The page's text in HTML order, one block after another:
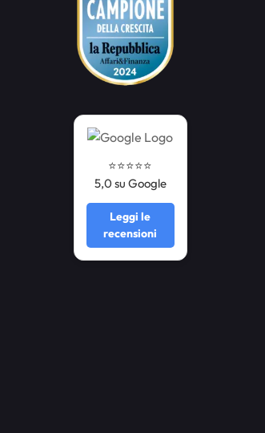
⭐️⭐️⭐️⭐️⭐️
5,0 su Google
Leggi le
recensioni